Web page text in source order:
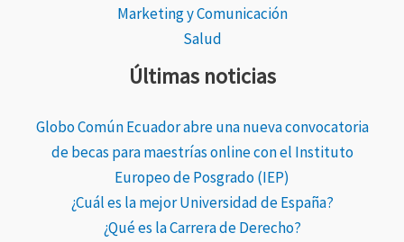
Marketing y Comunicación
Salud
Últimas noticias
Globo Común Ecuador abre una nueva convocatoria
de becas para maestrías online con el Instituto
Europeo de Posgrado (IEP)
¿Cuál es la mejor Universidad de España?
¿Qué es la Carrera de Derecho?